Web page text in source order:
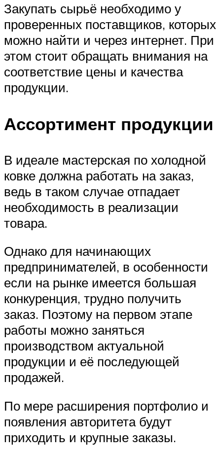
Закупать сырьё необходимо у
проверенных поставщиков, которых
можно найти и через интернет. При
этом стоит обращать внимания на
соответствие цены и качества
продукции.
Ассортимент продукции
В идеале мастерская по холодной
ковке должна работать на заказ,
ведь в таком случае отпадает
необходимость в реализации
товара.
Однако для начинающих
предпринимателей, в особенности
если на рынке имеется большая
конкуренция, трудно получить
заказ. Поэтому на первом этапе
работы можно заняться
производством актуальной
продукции и её последующей
продажей.
По мере расширения портфолио и
появления авторитета будут
приходить и крупные заказы.